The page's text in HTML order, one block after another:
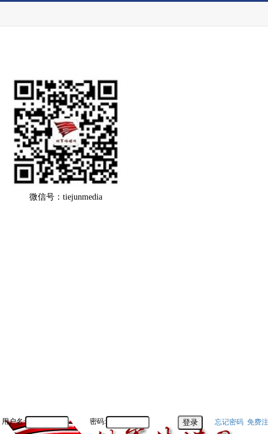
微信号：tiejunmedia
用户名: 密码: 忘记密码 免费